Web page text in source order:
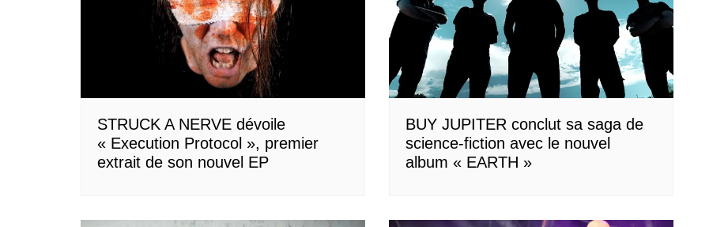
STRUCK A NERVE dévoile
« Execution Protocol », premier
extrait de son nouvel EP
BUY JUPITER conclut sa saga de
science-fiction avec le nouvel
album « EARTH »